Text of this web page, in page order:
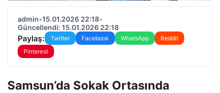
admin•15.01.2026 22:18•
Güncellendi: 15.01.2026 22:18
Paylaş: Twitter Facebook WhatsApp
Reddit
Pinterest
Samsun’da Sokak Ortasında